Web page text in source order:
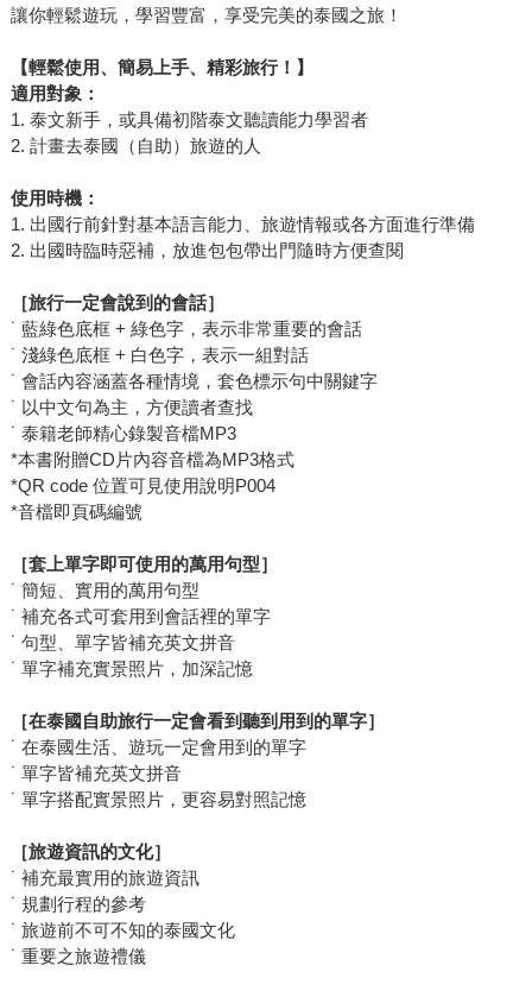
讓你輕鬆遊玩，學習豐富，享受完美的泰國之旅！
【輕鬆使用、簡易上手、精彩旅行！】
適用對象：
1. 泰文新手，或具備初階泰文聽讀能力學習者
2. 計畫去泰國（自助）旅遊的人
使用時機：
1. 出國行前針對基本語言能力、旅遊情報或各方面進行準備
2. 出國時臨時惡補，放進包包帶出門隨時方便查閱
［旅行一定會說到的會話］
˙ 藍綠色底框 + 綠色字，表示非常重要的會話
˙ 淺綠色底框 + 白色字，表示一組對話
˙ 會話內容涵蓋各種情境，套色標示句中關鍵字
˙ 以中文句為主，方便讀者查找
˙ 泰籍老師精心錄製音檔MP3
*本書附贈CD片內容音檔為MP3格式
*QR code 位置可見使用說明P004
*音檔即頁碼編號
［套上單字即可使用的萬用句型］
˙ 簡短、實用的萬用句型
˙ 補充各式可套用到會話裡的單字
˙ 句型、單字皆補充英文拼音
˙ 單字補充實景照片，加深記憶
［在泰國自助旅行一定會看到聽到用到的單字］
˙ 在泰國生活、遊玩一定會用到的單字
˙ 單字皆補充英文拼音
˙ 單字搭配實景照片，更容易對照記憶
［旅遊資訊的文化］
˙ 補充最實用的旅遊資訊
˙ 規劃行程的參考
˙ 旅遊前不可不知的泰國文化
˙ 重要之旅遊禮儀